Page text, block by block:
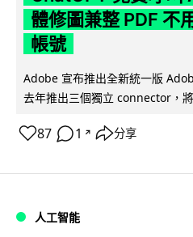
體修圖兼整 PDF 不
帳號
Adobe 宣布推出全新統一版
去年推出三個獨立 connector，
87 1 ↗ 分享
人工智能